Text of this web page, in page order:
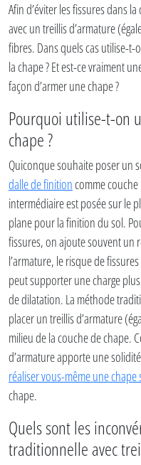
Afin d’éviter les fissures dans
avec un treillis d’armature
fibres. Dans quels cas utilise-
la chape ? Et est-ce vraiment
façon d’armer une chape ?
Pourquoi utilise-t-on
chape ?
Quiconque souhaite poser un
dalle de finitioncomme
intermédiaire est posée sur le
plane pour la finition du sol.
fissures, on ajoute souvent un
l’armature, le risque de
peut supporter une charge
de dilatation. La méthode
placer un treillis d’armature
milieu de la couche de chape.
d’armature apporte une
réaliser vous-même une chape
chape.
Quels sont les
traditionnelle avec